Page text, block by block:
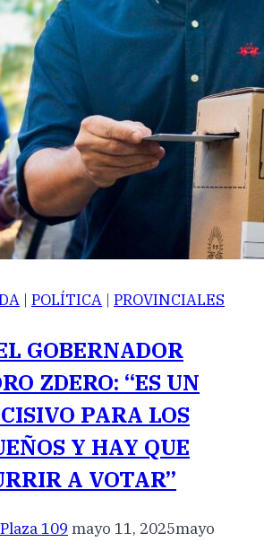
| POLÍTICA | PROVINCIALES
GOBERNADOR
ZDERO: “ES UN
PARA LOS
Y HAY QUE
A VOTAR”
109 mayo 11, 2025mayo